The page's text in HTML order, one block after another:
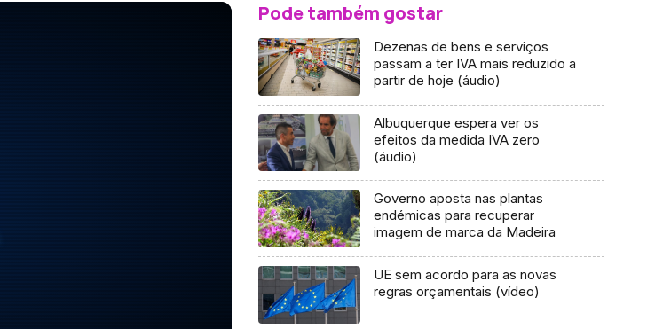
Pode também gostar
Dezenas de bens e serviços
passam a ter IVA mais reduzido a
partir de hoje (áudio)
Albuquerque espera ver os
efeitos da medida IVA zero
(áudio)
Governo aposta nas plantas
endémicas para recuperar
imagem de marca da Madeira
UE sem acordo para as novas
regras orçamentais (vídeo)